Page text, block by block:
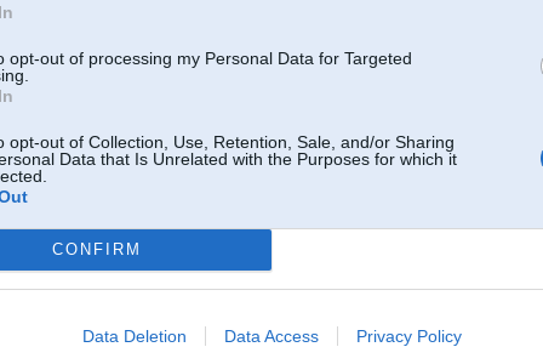
opt-out of processing my Personal Data for Targeted
opt-out of Collection, Use, Retention, Sale, and/or Sharing
Data that Is Unrelated with the Purposes for which it
CONFIRM
Data Deletion Data Access Privacy Policy
01 Jan 2016, 17:38:50 piradzinjsh rakstīja:
[ Šo ziņu laboja wheelie, 01 Jan 2016, 18:27:38 ]
-----------------